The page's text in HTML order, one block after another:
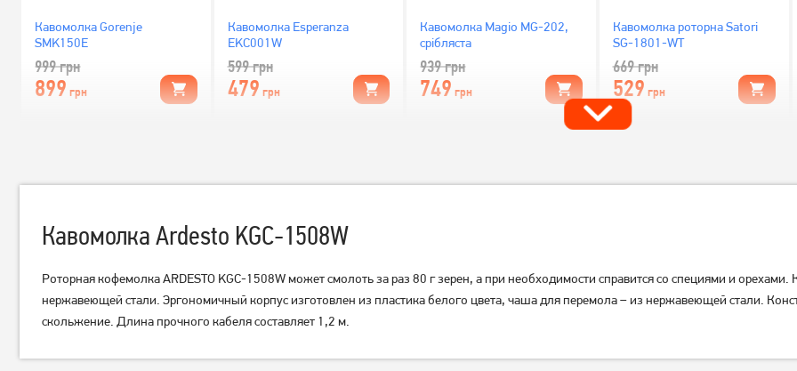
Кавомолка Gorenje
SMK150E
999грн
899 грн
Кавомолка Esperanza
EKC001W
599грн
479 грн
Кавомолка Magio MG-202,
срібляста
939грн
749 грн
Кавомолка роторна Satori
SG-1801-WT
669грн
529 грн
Кавомолка Ardesto KGC-1508W
Роторная кофемолка ARDESTO KGC-1508W может смолоть за раз 80 г зерен, а при необходимости справится со специями и
нержавеющей стали. Эргономичный корпус изготовлен из пластика белого цвета, чаша для перемола – из нержавеющей стали.
скольжение. Длина прочного кабеля составляет 1,2 м.